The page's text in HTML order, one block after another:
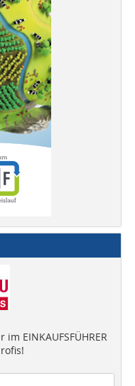
EINKAUFSFÜHRER